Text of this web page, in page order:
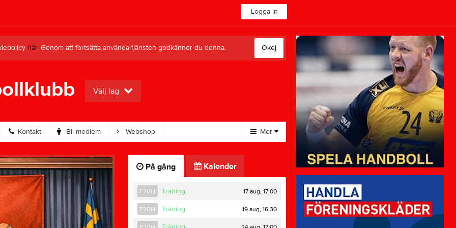
Logga in
här. Genom att fortsätta använda tjänsten godkänner du denna. Okej
Välj lag
Kontakt Bli medlem Webshop Mer
Huvudmeny
Stödsupportrar
Gästbok
Bilder
Kalender
Medlemsavgifter
På gång Kalender
F2014 Träning 17 aug, 17:00
F2014 Träning 19 aug, 16:30